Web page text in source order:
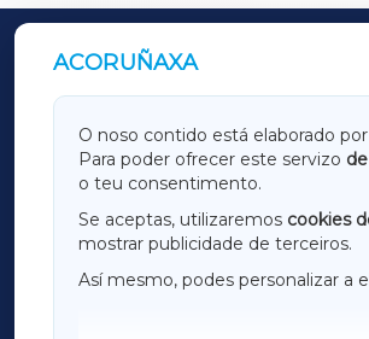
ACORUÑAXA
O noso contido está elaborado
Para poder ofrecer este servizo
o teu consentimento.
Se aceptas, utilizaremos cookies
mostrar publicidade de terceiros.
Así mesmo, podes personalizar a
OUTROS PERIÓDICOS
GALICIAXA
AMARIÑAXA
OURENSEXA